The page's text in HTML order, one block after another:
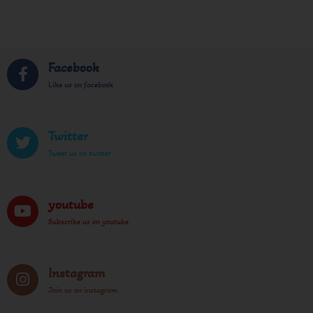
Facebook
Like us on facebook
Twitter
Tweet us on twitter
youtube
Subscribe us on youtube
Instagram
Join us on instagram